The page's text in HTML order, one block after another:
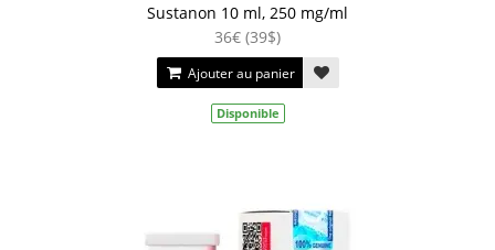
Sustanon 10 ml, 250 mg/ml
36€ (39$)
Ajouter au panier
Disponible